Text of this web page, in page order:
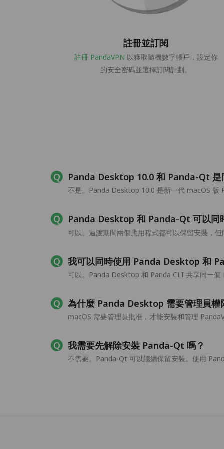
註冊並訂閱
註冊 PandaVPN 以獲取隨機數字帳戶，設定你
的安全密碼並選擇訂閱計劃。
Panda Desktop 10.0 和 Panda-Qt 是
不是。Panda Desktop 10.0 是新一代 macOS 版
Panda Desktop 和 Panda-Qt 可以同
可以。過渡期間兩個應用程式都可以保留安裝，
我可以同時使用 Panda Desktop 和
可以。Panda Desktop 和 Panda CLI 共享同一個
為什麼 Panda Desktop 需要管理員權
macOS 需要管理員批准，才能安裝和管理
我需要先解除安裝 Panda-Qt 嗎？
不需要。Panda-Qt 可以繼續保留安裝。使用